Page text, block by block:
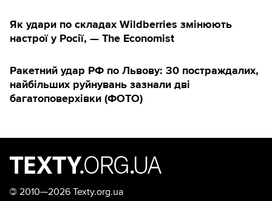
Як удари по складах Wildberries змінюють
настрої у Росії, — The Economist
Ракетний удар РФ по Львову: 30 постраждалих,
найбільших руйнувань зазнали дві
багатоповерхівки (ФОТО)
© 2010—2026 Texty.org.ua